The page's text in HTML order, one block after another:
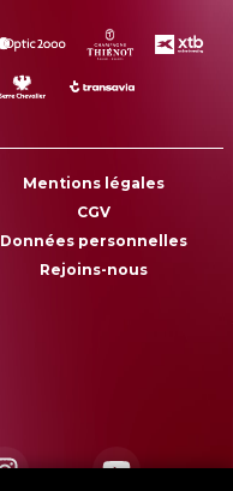
Mentions légales
CGV
Données personnelles
Rejoins-nous